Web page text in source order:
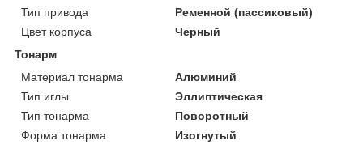
Тип привода
Ременной (пассиковый)
Цвет корпуса
Черный
Тонарм
Материал тонарма
Алюминий
Тип иглы
Эллиптическая
Тип тонарма
Поворотный
Форма тонарма
Изогнутый